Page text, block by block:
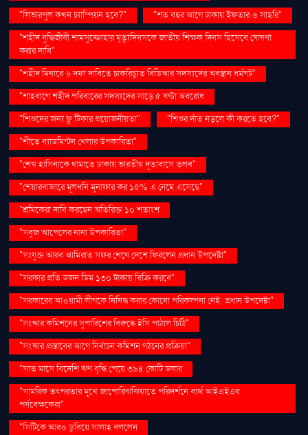
"লিভারপুল কখন চ্যাম্পিয়ন হবে?"
"শত বছর আগে ঢাকায় ইফতার ও সাহ্‌রি"
"শহীদ বুদ্ধিজীবী শামসুজ্জোহার মৃত্যুদিবসকে জাতীয় শিক্ষক দিবস হিসেবে ঘোষণা
করার দাবি"
"শহীদ মিনারে ৬ দফা দাবিতে চাকরিচ্যুত বিডিআর সদস্যদের অবস্থান ধর্মঘট"
"শাহবাগে শহীদ পরিবারের সদস্যদের সাড়ে ৫ ঘণ্টা অবরোধ
"শিশুদের জন্য ফ্লু টিকার প্রয়োজনীয়তা"
"শিশুর দাঁত নড়লে কী করতে হবে?"
"শীতে ব্যাডমিন্টন খেলার উপকারিতা"
"শেখ হাসিনাকে থামাতে ঢাকায় ভারতীয় দূতাবাসে তলব"
"শেয়ারবাজারে মূলধনি মুনাফার কর ১৫% এ নেমে এসেছে"
"শ্রমিকেরা দাবি করছেন অতিরিক্ত ১০ শতাংশ
"সবুজ আপেলের নানা উপকারিতা"
"সংযুক্ত আরব আমিরাত সফর শেষে দেশে ফিরলেন প্রধান উপদেষ্টা"
"সরকার প্রতি ডজন ডিম ১৩০ টাকায় বিক্রি করবে"
"সরকারের আওয়ামী লীগকে নিষিদ্ধ করার কোনো পরিকল্পনা নেই: প্রধান উপদেষ্টা"
"সংস্কার কমিশনের সুপারিশের বিরুদ্ধে ইসি পাঠাল চিঠি"
"সংস্কার প্রস্তাবের আগে নির্বাচন কমিশন গঠনের প্রক্রিয়া"
"সাত মাসে বিদেশি ঋণ বৃদ্ধি পেয়ে ৩৯৪ কোটি ডলার
"সামরিক তৎপরতার মুখে জাপোরিঝঝিয়াতে পরিদর্শনে ব্যর্থ আইএইএর
পর্যবেক্ষকেরা"
"সিটিকে আরও ডুবিয়ে সালাহ বললেন